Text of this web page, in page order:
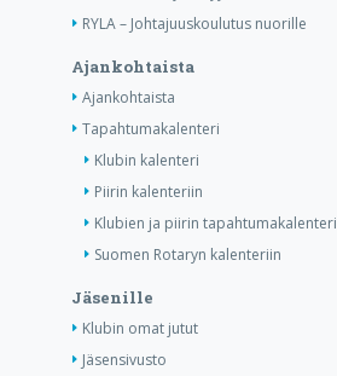
RYLA – Johtajuuskoulutus nuorille
Ajankohtaista
Ajankohtaista
Tapahtumakalenteri
Klubin kalenteri
Piirin kalenteriin
Klubien ja piirin tapahtumakalenteri
Suomen Rotaryn kalenteriin
Jäsenille
Klubin omat jutut
Jäsensivusto